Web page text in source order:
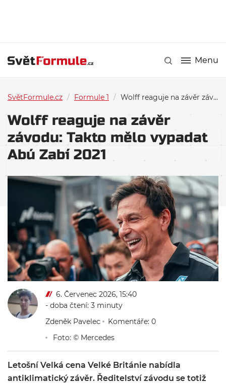
Menu
SvětFormule.cz / Formule 1 / Wolff reaguje na závěr závodu: Takto mělo vypadat Abú Zabí 2021
Wolff reaguje na závěr
závodu: Takto mělo vypadat
Abú Zabí 2021
6. Červenec 2026, 15:40
- doba čtení: 3 minuty
Zdeněk Pavelec
Komentáře: 0
Foto: © Mercedes
Letošní Velká cena Velké Británie nabídla
antiklimatický závěr. Ředitelství závodu se totiž